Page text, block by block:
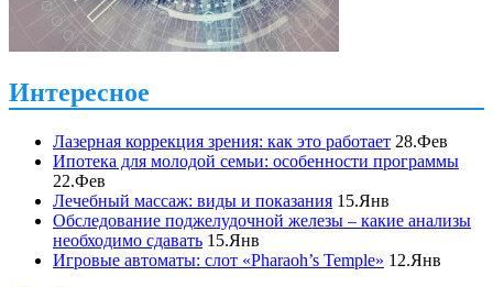
Интересное
Лазерная коррекция зрения: как это работает 28.Фев
Ипотека для молодой семьи: особенности программы
22.Фев
Лечебный массаж: виды и показания 15.Янв
Обследование поджелудочной железы – какие анализы
необходимо сдавать 15.Янв
Игровые автоматы: слот «Pharaoh’s Temple» 12.Янв